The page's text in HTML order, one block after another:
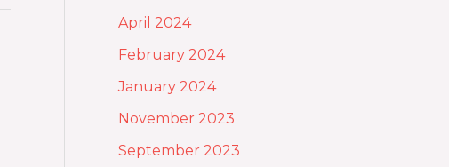
April 2024
February 2024
January 2024
November 2023
September 2023